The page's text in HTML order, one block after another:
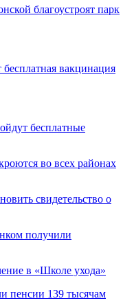
благоустроят парк
вакцинация
бесплатные
во всех районах
свидетельство о
получили
в «Школе ухода»
пенсии 139 тысячам